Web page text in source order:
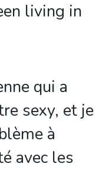
living in
qui a
sexy, et je
à
avec les